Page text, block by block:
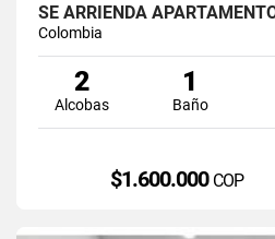
Colombia
2
Alcobas
1
Baño
$1.600.000 COP